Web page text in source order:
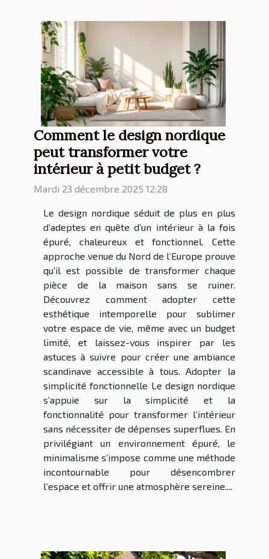
Comment le design nordique
peut transformer votre
intérieur à petit budget ?
Mardi 23 décembre 2025 12:28
Le design nordique séduit de plus en plus
d’adeptes en quête d’un intérieur à la fois
épuré, chaleureux et fonctionnel. Cette
approche venue du Nord de l’Europe prouve
qu’il est possible de transformer chaque
pièce de la maison sans se ruiner.
Découvrez comment adopter cette
esthétique intemporelle pour sublimer
votre espace de vie, même avec un budget
limité, et laissez-vous inspirer par les
astuces à suivre pour créer une ambiance
scandinave accessible à tous. Adopter la
simplicité fonctionnelle Le design nordique
s’appuie sur la simplicité et la
fonctionnalité pour transformer l’intérieur
sans nécessiter de dépenses superflues. En
privilégiant un environnement épuré, le
minimalisme s’impose comme une méthode
incontournable pour désencombrer
l’espace et offrir une atmosphère sereine....